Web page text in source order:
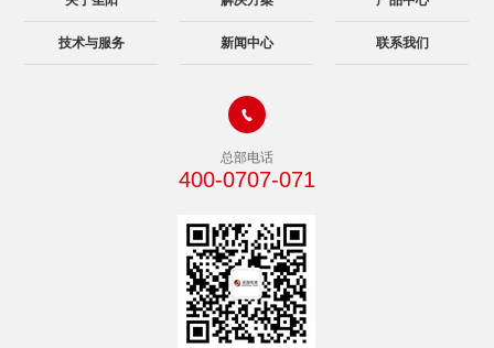
技术与服务 新闻中心 联系我们

总部电话
400-0707-071